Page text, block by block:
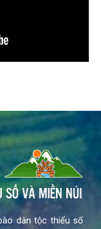
dân tộc thiểu số